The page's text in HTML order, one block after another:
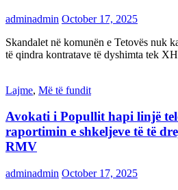
adminadmin October 17, 2025
Skandalet në komunën e Tetovës nuk
të qindra kontratave të dyshimta tek
Lajme, Më të fundit
Avokati i Popullit hapi linjë
raportimin e shkeljeve të të
RMV
adminadmin October 17, 2025